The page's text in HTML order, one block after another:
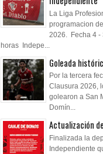
La Liga
programacion
2026. Fecha 4 -
horas Indepe...
Goleada
Por la tercera
Clausura 2026,
golearon a San
Domín...
Actualización
Finalizada la
Independiente